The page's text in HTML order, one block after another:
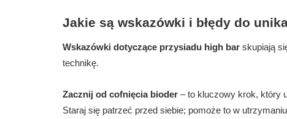
Jakie są wskazówki i błędy do
Wskazówki dotyczące przysiadu high bar skupiają
technikę.
Zacznij od cofnięcia bioder – to kluczowy krok, który
Staraj się patrzeć przed siebie; pomoże to w